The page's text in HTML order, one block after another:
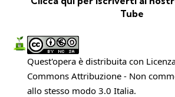
Tube
Quest'opera è distribuita con
Commons Attribuzione - Non
allo stesso modo 3.0 Italia.